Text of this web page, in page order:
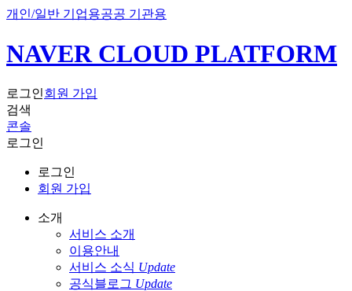
개인/일반 기업용공공 기관용
NAVER CLOUD PLATFORM
로그인회원 가입
검색
콘솔
로그인
로그인
회원 가입
소개
서비스 소개
이용안내
서비스 소식 Update
공식블로그 Update